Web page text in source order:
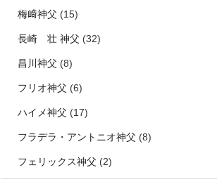
梅﨑神父 (15)
長崎 壮 神父 (32)
昌川神父 (8)
フリオ神父 (6)
ハイメ神父 (17)
フラデラ・アントニオ神父 (8)
フェリックス神父 (2)